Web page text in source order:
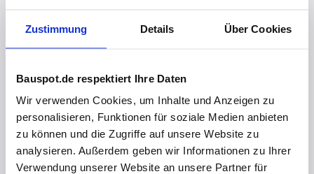
Zustimmung Details Über Cookies
Bauspot.de respektiert Ihre Daten
Wir verwenden Cookies, um Inhalte und Anzeigen zu
personalisieren, Funktionen für soziale Medien anbieten
zu können und die Zugriffe auf unsere Website zu
analysieren. Außerdem geben wir Informationen zu Ihrer
Verwendung unserer Website an unsere Partner für
vor 3 Monaten
Nachhaltig & langlebig: MAY-Sonnenschirme